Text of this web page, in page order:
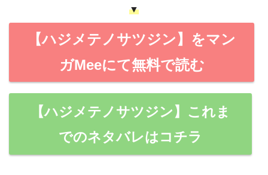
▼
【ハジメテノサツジン】をマン
ガMeeにて無料で読む
【ハジメテノサツジン】これま
でのネタバレはコチラ